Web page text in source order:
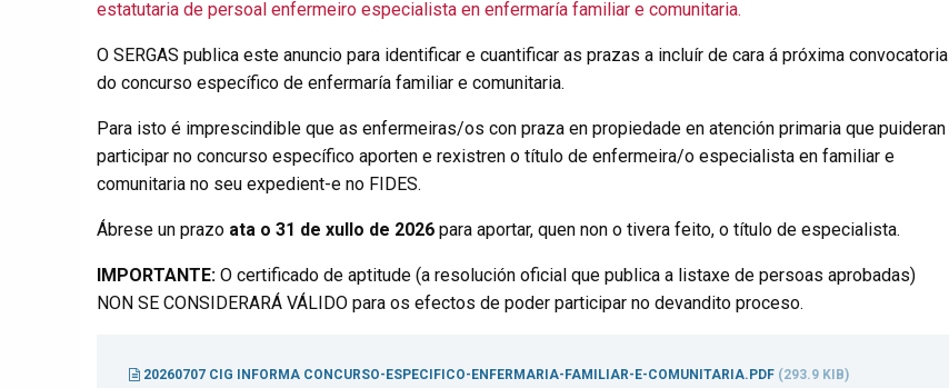
estatutaria de persoal enfermeiro especialista en enfermaría familiar e comunitaria.
O SERGAS publica este anuncio para identificar e cuantificar as prazas a incluír de cara á próxima convocatoria
do concurso específico de enfermaría familiar e comunitaria.
Para isto é imprescindible que as enfermeiras/os con praza en propiedade en atención primaria que puideran
participar no concurso específico aporten e rexistren o título de enfermeira/o especialista en familiar e
comunitaria no seu expedient-e no FIDES.
Ábrese un prazo ata o 31 de xullo de 2026 para aportar, quen non o tivera feito, o título de especialista.
IMPORTANTE: O certificado de aptitude (a resolución oficial que publica a listaxe de persoas aprobadas)
NON SE CONSIDERARÁ VÁLIDO para os efectos de poder participar no devandito proceso.
20260707 CIG INFORMA CONCURSO-ESPECIFICO-ENFERMARIA-FAMILIAR-E-COMUNITARIA.PDF (293.9 KIB)